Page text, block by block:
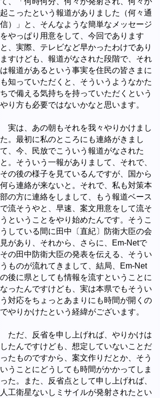
起こったという報道がありました（何々通
信）」と、そんなような簡単なメッセージ
をやっぱり用意をして、今回であります
と、実際、テレビなど早かったわけであり
ますけども、報道がなされた段階で、それ
は報道があるという事実を住民の皆さまに
も知っていただくと、そういうようなかた
ちで備える気持ちを持っていただくという
やり方も必要ではないかなと思います。
実は、あの朝もそれを我々やりかけまし
た。最初に私のところにも連絡がきまし
て、今、民放でこういう報道がなされた
と。そういう一報がありまして、それで、
その後の様子を見ているんですが、国から
何ら連絡が来ないと。それで、私も対策本
部の方に連絡をしまして、もう報道ベース
で流そうやと、早速、案文用意をして流そ
うということをやり始めたんです。そうこ
うしている間に田中〔直紀〕防衛大臣の会
見があり、それから、さらに、Em-Netで
その田中防衛大臣の発表を伝える、そうい
うものが流れてきまして、結局、Em-Net
の後に県としても情報を流すということに
なったんですけども、実は本県でもそうい
う対応をちょっとあまりにも時間が開くの
でやりかけたという経緯がございます。
ただ、反省を申し上げれば、やりかけは
したんですけども、想定していないことだ
ったものですから、案文作りだとか、そう
いうことにどうしても時間がかかってしま
った。また、反省点として申し上げれば、
人工衛星ないしミサイルが発射されたとい